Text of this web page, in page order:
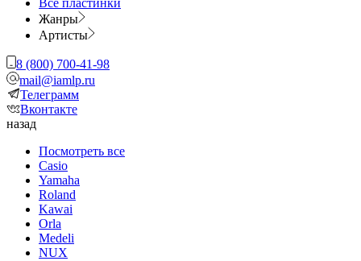
Все пластинки
Жанры
Артисты
8 (800) 700-41-98
mail@iamlp.ru
Телеграмм
Вконтакте
назад
Посмотреть все
Casio
Yamaha
Roland
Kawai
Orla
Medeli
NUX